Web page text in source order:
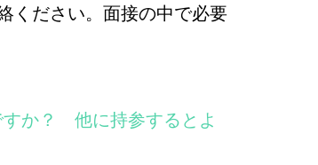
ください。面接の中で必要
すか？ 他に持参するとよ